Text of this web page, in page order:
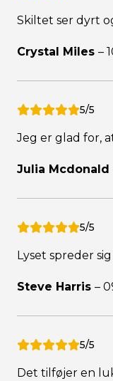
Skiltet ser dyrt
Crystal Miles –
5/5
Jeg er glad for,
Julia Mcdonald
5/5
Lyset spreder
Steve Harris –
5/5
Det tilføjer en